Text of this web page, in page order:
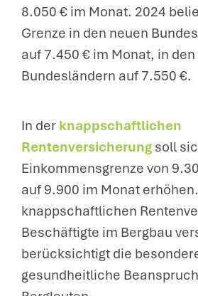
8.050 € im Monat. 2024
Grenze in den neuen
auf 7.450 € im Monat, in
Bundesländern auf 7.550 €.
In der knappschaftlichen
Rentenversicherung soll
Einkommensgrenze von
auf 9.900 im Monat
knappschaftlichen
Beschäftigte im Bergbau
berücksichtigt die
gesundheitliche